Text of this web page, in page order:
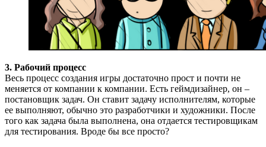
3. Рабочий процесс
Весь процесс создания игры достаточно прост и почти не
меняется от компании к компании. Есть геймдизайнер, он –
постановщик задач. Он ставит задачу исполнителям, которые
ее выполняют, обычно это разработчики и художники. После
того как задача была выполнена, она отдается тестировщикам
для тестирования. Вроде бы все просто?